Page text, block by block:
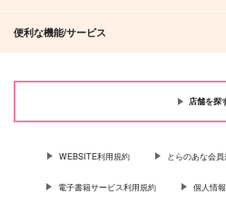
便利な機能/サービス
店舗を探
WEBSITE利用規約 とらのあな会
電子書籍サービス利用規約 個人情